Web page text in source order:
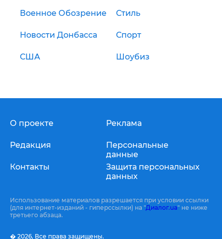
Военное Обозрение Стиль
Новости Донбасса Спорт
США Шоубиз
О проекте
Редакция
Контакты
Реклама
Персональные
данные
Защита персональных
данных
Использование материалов разрешается при условии ссылки
(для интернет-изданий - гиперссылки) на "Диалог.ua" не ниже
третьего абзаца.
� 2026, Все права защищены.